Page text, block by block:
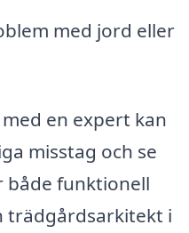
med jord eller
en expert kan
misstag och se
funktionell
trädgårdsarkitekt i